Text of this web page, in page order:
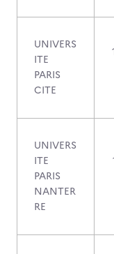
UNIVERS
ITE
PARIS
CITE
UNIVERS
ITE
PARIS
NANTER
RE